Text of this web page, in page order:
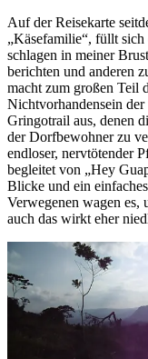
Auf der Reisekarte
„Käsefamilie“, füllt
schlagen in meiner
berichten und anderen
macht zum großen Teil
Nichtvorhandensein
Gringotrail aus, denen
der Dorfbewohner zu
endloser, nervtötender
begleitet von „Hey
Blicke und ein
Verwegenen wagen es,
auch das wirkt eher